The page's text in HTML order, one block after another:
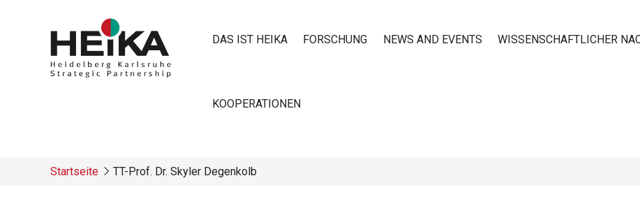
navigation
DAS IST HEIKA FORSCHUNG NEWS AND EVENTS WISSENSCHAFTLICHER
KOOPERATIONEN
Startseite TT-Prof. Dr. Skyler Degenkolb